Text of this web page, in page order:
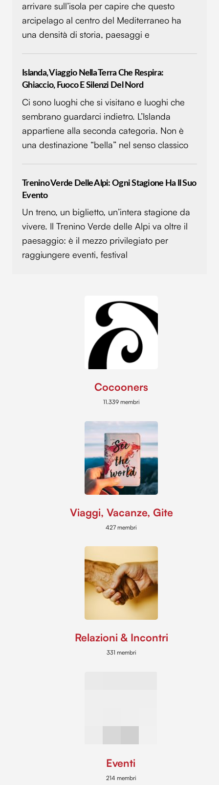
arrivare sull’isola per capire che questo
arcipelago al centro del Mediterraneo ha
una densità di storia, paesaggi e
Islanda, Viaggio Nella Terra Che Respira:
Ghiaccio, Fuoco E Silenzi Del Nord
Ci sono luoghi che si visitano e luoghi che
sembrano guardarci indietro. L’Islanda
appartiene alla seconda categoria. Non è
una destinazione “bella” nel senso classico
Trenino Verde Delle Alpi: Ogni Stagione Ha Il Suo
Evento
Un treno, un biglietto, un’intera stagione da
vivere. Il Trenino Verde delle Alpi va oltre il
paesaggio: è il mezzo privilegiato per
raggiungere eventi, festival
Cocooners
11.339 membri
Viaggi, Vacanze, Gite
427 membri
Relazioni & Incontri
331 membri
Eventi
214 membri